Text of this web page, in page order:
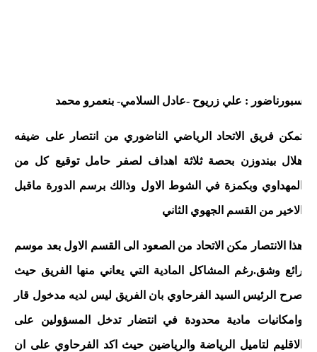
: علي زريوح -عادل السلامي- بنعمرو محمد
فريق الاتحاد الرياضي الناضوري من انتصار على ضيفه
بيندوزن بحصة ثلاثة اهداف لصفر حامل توقيع كل من
وبكمزة في الشوط الاول وذالك برسم الدورة ماقبل
من القسم الجهوي الثاني
الانتصار مكن الاتحاد من الصعود الى القسم الاول بعد موسم
وشق.رغم المشاكل المادية التي يعاني منها الفريق حيث
الرئيس السيد الفرحاوي بان الفريق ليس لديه مدخول قار
مادية محدودة في انتضار تدخل المسؤولين على
لتاميل الرياضة والرياضين حيث اكد الفرحاوي على ان